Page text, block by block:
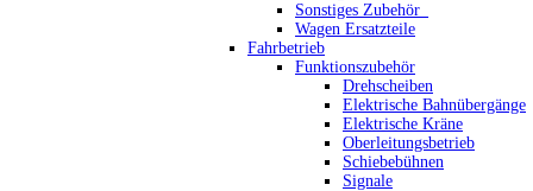
Sonstiges Zubehör_
Wagen Ersatzteile
Fahrbetrieb
Funktionszubehör
Drehscheiben
Elektrische Bahnübergänge
Elektrische Kräne
Oberleitungsbetrieb
Schiebebühnen
Signale